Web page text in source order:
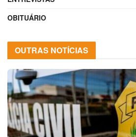
OBITUÁRIO
OUTRAS NOTÍCIAS